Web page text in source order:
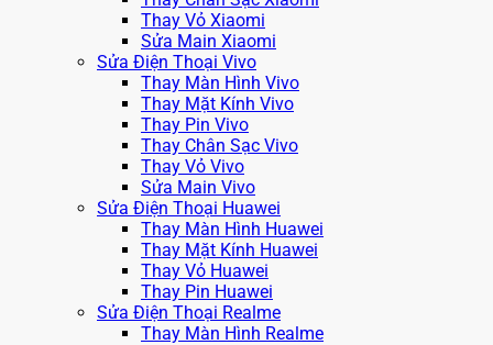
Thay Vỏ Xiaomi
Sửa Main Xiaomi
Sửa Điện Thoại Vivo
Thay Màn Hình Vivo
Thay Mặt Kính Vivo
Thay Pin Vivo
Thay Chân Sạc Vivo
Thay Vỏ Vivo
Sửa Main Vivo
Sửa Điện Thoại Huawei
Thay Màn Hình Huawei
Thay Mặt Kính Huawei
Thay Vỏ Huawei
Thay Pin Huawei
Sửa Điện Thoại Realme
Thay Màn Hình Realme